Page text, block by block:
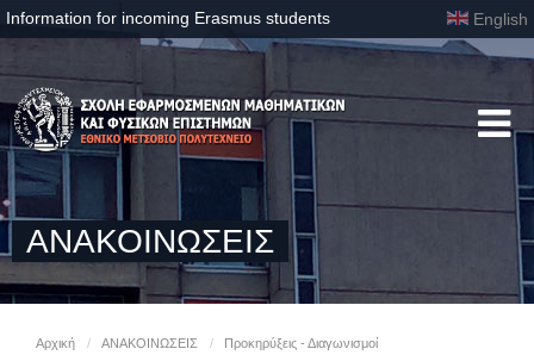
Information for incoming Erasmus students English
ΑΝΑΚΟΙΝΩΣΕΙΣ
Αρχική / ΑΝΑΚΟΙΝΩΣΕΙΣ / Προκηρύξεις - Διαγωνισμοί